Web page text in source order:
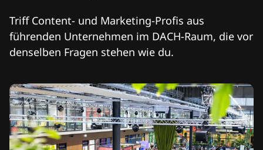
Triff Content- und Marketing-Profis aus
führenden Unternehmen im DACH-Raum, die vor
denselben Fragen stehen wie du.